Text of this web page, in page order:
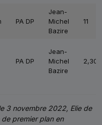
PA DP
Jean-
Michel
Bazire
11
PA DP
Jean-
Michel
Bazire
2,30
3 novembre 2022, Elie de
premier plan en